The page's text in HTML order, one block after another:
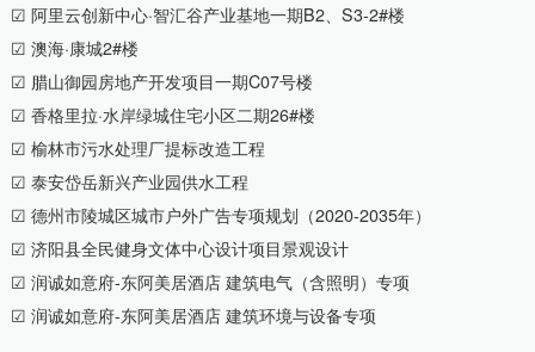
☑ 阿里云创新中心·智汇谷产业基地一期B2、S3-2#楼
☑ 澳海·康城2#楼
☑ 腊山御园房地产开发项目一期C07号楼
☑ 香格里拉·水岸绿城住宅小区二期26#楼
☑ 榆林市污水处理厂提标改造工程
☑ 泰安岱岳新兴产业园供水工程
☑ 德州市陵城区城市户外广告专项规划（2020-2035年）
☑ 济阳县全民健身文体中心设计项目景观设计
☑ 润诚如意府-东阿美居酒店 建筑电气（含照明）专项
☑ 润诚如意府-东阿美居酒店 建筑环境与设备专项